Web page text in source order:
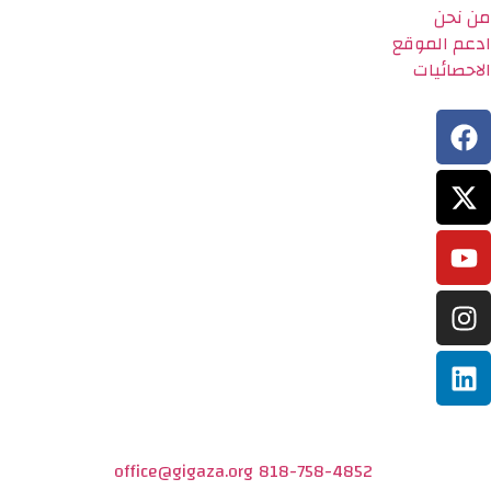
من نحن
ادعم الموقع
الاحصائيات
818-758-4852
office@gigaza.org